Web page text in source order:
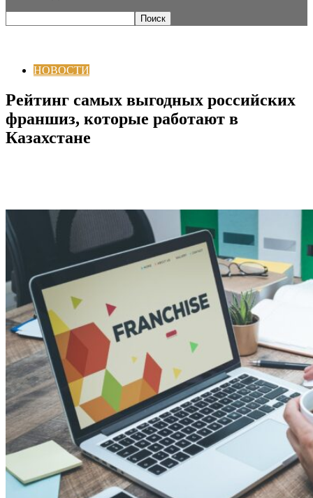
НОВОСТИ
Рейтинг самых выгодных российских
франшиз, которые работают в
Казахстане